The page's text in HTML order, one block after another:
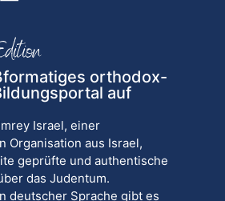
orthodox-
auf
Israel, einer
Organisation aus Israel,
geprüfte und authentische
das Judentum.
deutscher Sprache gibt es